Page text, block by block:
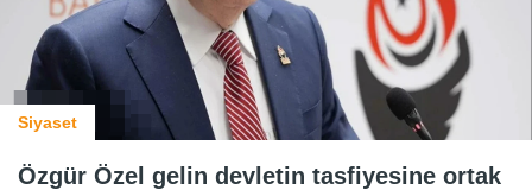
Siyaset
Özgür Özel gelin devletin tasfiyesine ortak